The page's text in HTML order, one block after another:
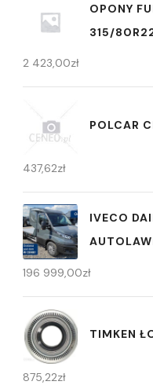
OPONY
315/
2 423,00zł
POLCAR
437,62zł
IVECO
196 999,00zł
TIMKEN
875,22zł